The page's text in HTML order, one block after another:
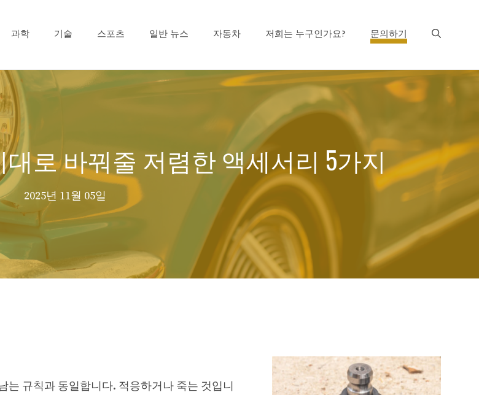
과학 기술 스포츠 일반 뉴스 자동차 저희는 누구인가요? 문의하기
로 바꿔줄 저렴한 액세서리 5가지
2025년 11월 05일
는 규칙과 동일합니다. 적응하거나 죽는 것입니